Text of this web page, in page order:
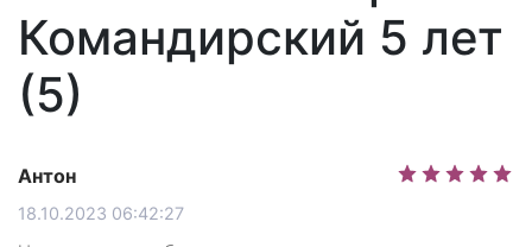
Командирский 5 лет
(5)
Антон
18.10.2023 06:42:27